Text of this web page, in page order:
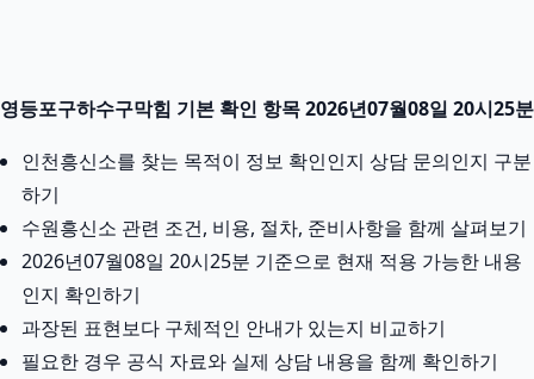
영등포구하수구막힘 기본 확인 항목 2026년07월08일 20시25분
인천흥신소를 찾는 목적이 정보 확인인지 상담 문의인지 구분
하기
수원흥신소 관련 조건, 비용, 절차, 준비사항을 함께 살펴보기
2026년07월08일 20시25분 기준으로 현재 적용 가능한 내용
인지 확인하기
과장된 표현보다 구체적인 안내가 있는지 비교하기
필요한 경우 공식 자료와 실제 상담 내용을 함께 확인하기